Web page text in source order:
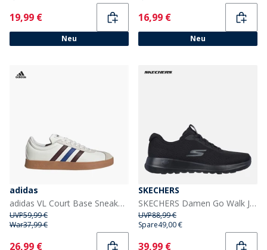
Current
19,99 €
Neu
Current
16,99 €
Neu
adidas
adidas VL Court Base Sneaker Cloud White/Aurora Ruby/Royal Blue
UVP59,99 €
War37,99 €
Current
26,99 €
SKECHERS
SKECHERS Damen Go Walk Joy Sea Wind Sneaker Schwarz
UVP88,99 €
Spare49,00 €
Current
39,99 €